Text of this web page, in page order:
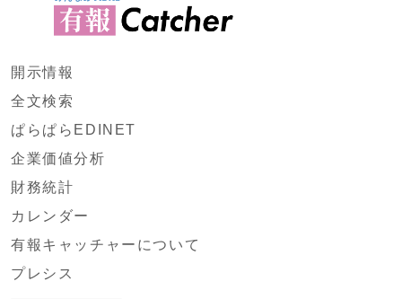
開示情報
全文検索
ぱらぱらEDINET
企業価値分析
財務統計
カレンダー
有報キャッチャーについて
プレシス